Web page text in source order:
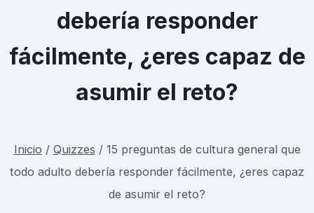
debería responder
fácilmente, ¿eres capaz de
asumir el reto?
Inicio / Quizzes / 15 preguntas de cultura general que
todo adulto debería responder fácilmente, ¿eres capaz
de asumir el reto?